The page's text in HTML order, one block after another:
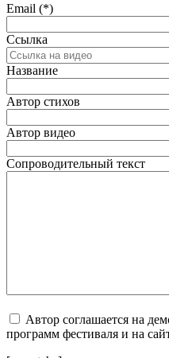
Email (*)
Ссылка
Название
Автор стихов
Автор видео
Сопроводительный текст
Автор соглашается на
программ фестиваля и на